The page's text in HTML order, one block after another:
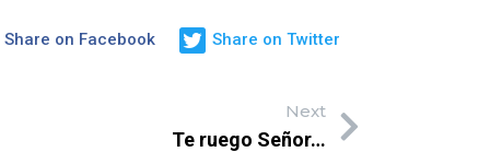
Share on Facebook Share on Twitter
Next
Te ruego Señor…